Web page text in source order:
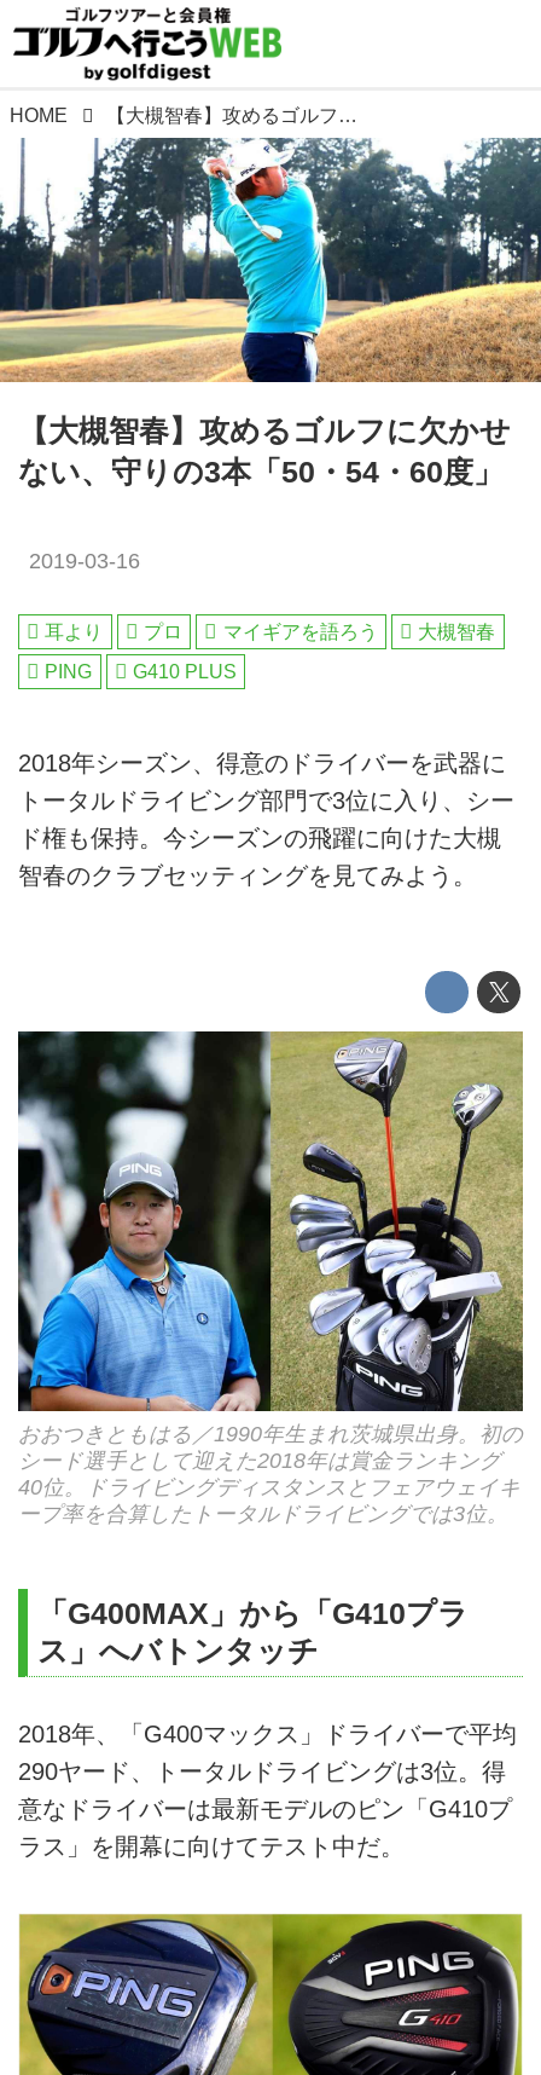
HOME 【大槻智春】攻めるゴルフに欠かせない、守りの3本「50・54・60度」
【大槻智春】攻めるゴルフに欠かせ
ない、守りの3本「50・54・60度」
2019-03-16
耳より プロ マイギアを語ろう
大槻智春
PING
G410 PLUS
2018年シーズン、得意のドライバーを武器に
トータルドライビング部門で3位に入り、シー
ド権も保持。今シーズンの飛躍に向けた大槻
智春のクラブセッティングを見てみよう。
おおつきともはる／1990年生まれ茨城県出身。初の
シード選手として迎えた2018年は賞金ランキング
40位。ドライビングディスタンスとフェアウェイキ
ープ率を合算したトータルドライビングでは3位。
「G400MAX」から「G410プラ
ス」へバトンタッチ
2018年、「G400マックス」ドライバーで平均
290ヤード、トータルドライビングは3位。得
意なドライバーは最新モデルのピン「G410プ
ラス」を開幕に向けてテスト中だ。